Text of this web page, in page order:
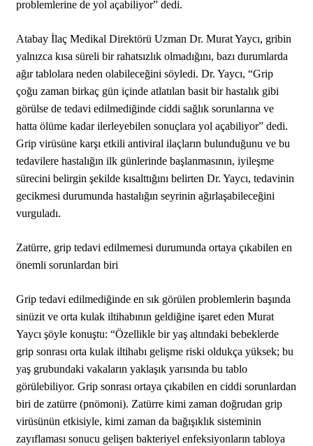
problemlerine de yol açabiliyor” dedi.
Atabay İlaç Medikal Direktörü Uzman Dr. Murat Yaycı, gribin
yalnızca kısa süreli bir rahatsızlık olmadığını, bazı durumlarda
ağır tablolara neden olabileceğini söyledi. Dr. Yaycı, “Grip
çoğu zaman birkaç gün içinde atlatılan basit bir hastalık gibi
görülse de tedavi edilmediğinde ciddi sağlık sorunlarına ve
hatta ölüme kadar ilerleyebilen sonuçlara yol açabiliyor” dedi.
Grip virüsüne karşı etkili antiviral ilaçların bulunduğunu ve bu
tedavilere hastalığın ilk günlerinde başlanmasının, iyileşme
sürecini belirgin şekilde kısalttığını belirten Dr. Yaycı, tedavinin
gecikmesi durumunda hastalığın seyrinin ağırlaşabileceğini
vurguladı.
Zatürre, grip tedavi edilmemesi durumunda ortaya çıkabilen en
önemli sorunlardan biri
Grip tedavi edilmediğinde en sık görülen problemlerin başında
sinüzit ve orta kulak iltihabının geldiğine işaret eden Murat
Yaycı şöyle konuştu: “Özellikle bir yaş altındaki bebeklerde
grip sonrası orta kulak iltihabı gelişme riski oldukça yüksek; bu
yaş grubundaki vakaların yaklaşık yarısında bu tablo
görülebiliyor. Grip sonrası ortaya çıkabilen en ciddi sorunlardan
biri de zatürre (pnömoni). Zatürre kimi zaman doğrudan grip
virüsünün etkisiyle, kimi zaman da bağışıklık sisteminin
zayıflaması sonucu gelişen bakteriyel enfeksiyonların tabloya